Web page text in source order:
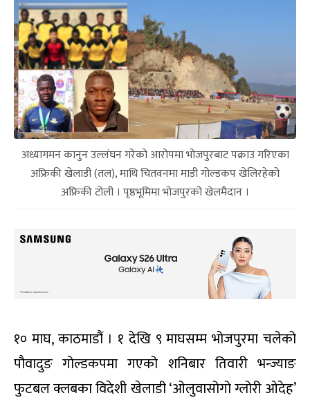
अध्यागमन कानुन उल्लंघन गरेको आरोपमा भोजपुरबाट पक्राउ गरिएका
अफ्रिकी खेलाडी (तल), माथि चितवनमा माडी गोल्डकप खेलिरहेको
अफ्रिकी टोली । पृष्ठभूमिमा भोजपुरको खेलमैदान ।
१० माघ, काठमाडौं । १ देखि ९ माघसम्म भोजपुरमा चलेको
पौवादुङ गोल्डकपमा गएको शनिबार तिवारी भन्ज्याङ
फुटबल क्लबका विदेशी खेलाडी ‘ओलुवासोगो ग्लोरी ओदेह’